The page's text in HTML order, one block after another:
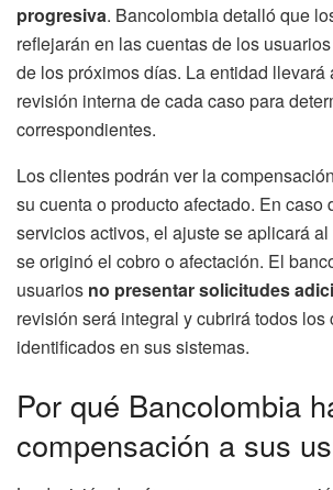
progresiva. Bancolombia detalló que
reflejarán en las cuentas de los
de los próximos días. La entidad llevará
revisión interna de cada caso para
correspondientes.
Los clientes podrán ver la
su cuenta o producto afectado. En caso
servicios activos, el ajuste se aplicará
se originó el cobro o afectación. El
usuarios no presentar solicitudes
revisión será integral y cubrirá todos los
identificados en sus sistemas.
Por qué Bancolombia
compensación a sus